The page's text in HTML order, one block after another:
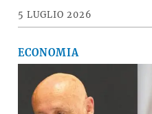
5 LUGLIO 2026
ECONOMIA